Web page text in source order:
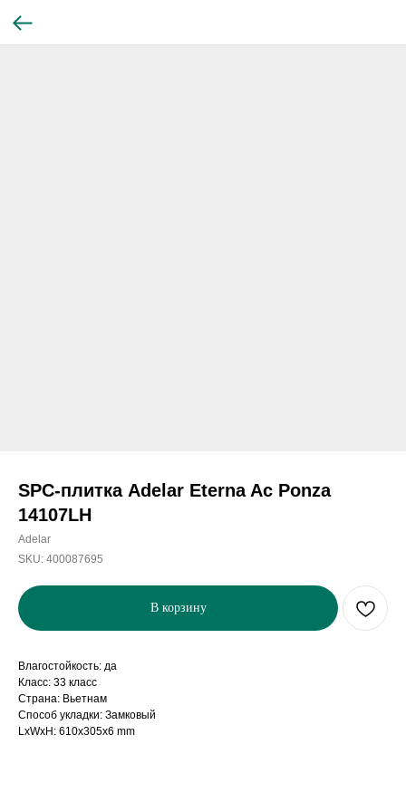
SPC-плитка Adelar Eterna Ac Ponza
14107LH
Adelar
SKU: 400087695
В корзину
Влагостойкость: да
Класс: 33 класс
Страна: Вьетнам
Способ укладки: Замковый
LxWxH: 610x305x6 mm